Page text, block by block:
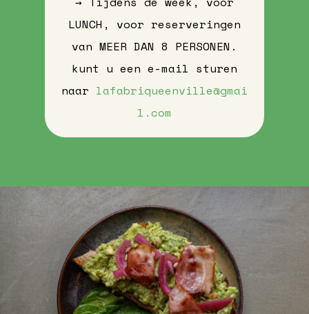
LUNCH, voor reserveringen
van MEER DAN 8 PERSONEN.
kunt u een e-mail sturen
naar lafabriqueenville@gmai
l.com